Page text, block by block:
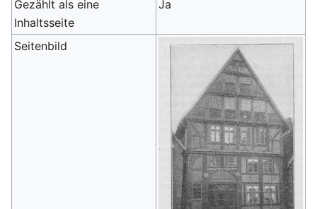
Gezählt als eine
Inhaltsseite
Ja
Seitenbild